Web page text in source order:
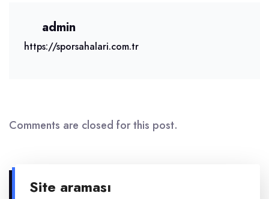
admin
https://sporsahalari.com.tr
Comments are closed for this post.
Site araması